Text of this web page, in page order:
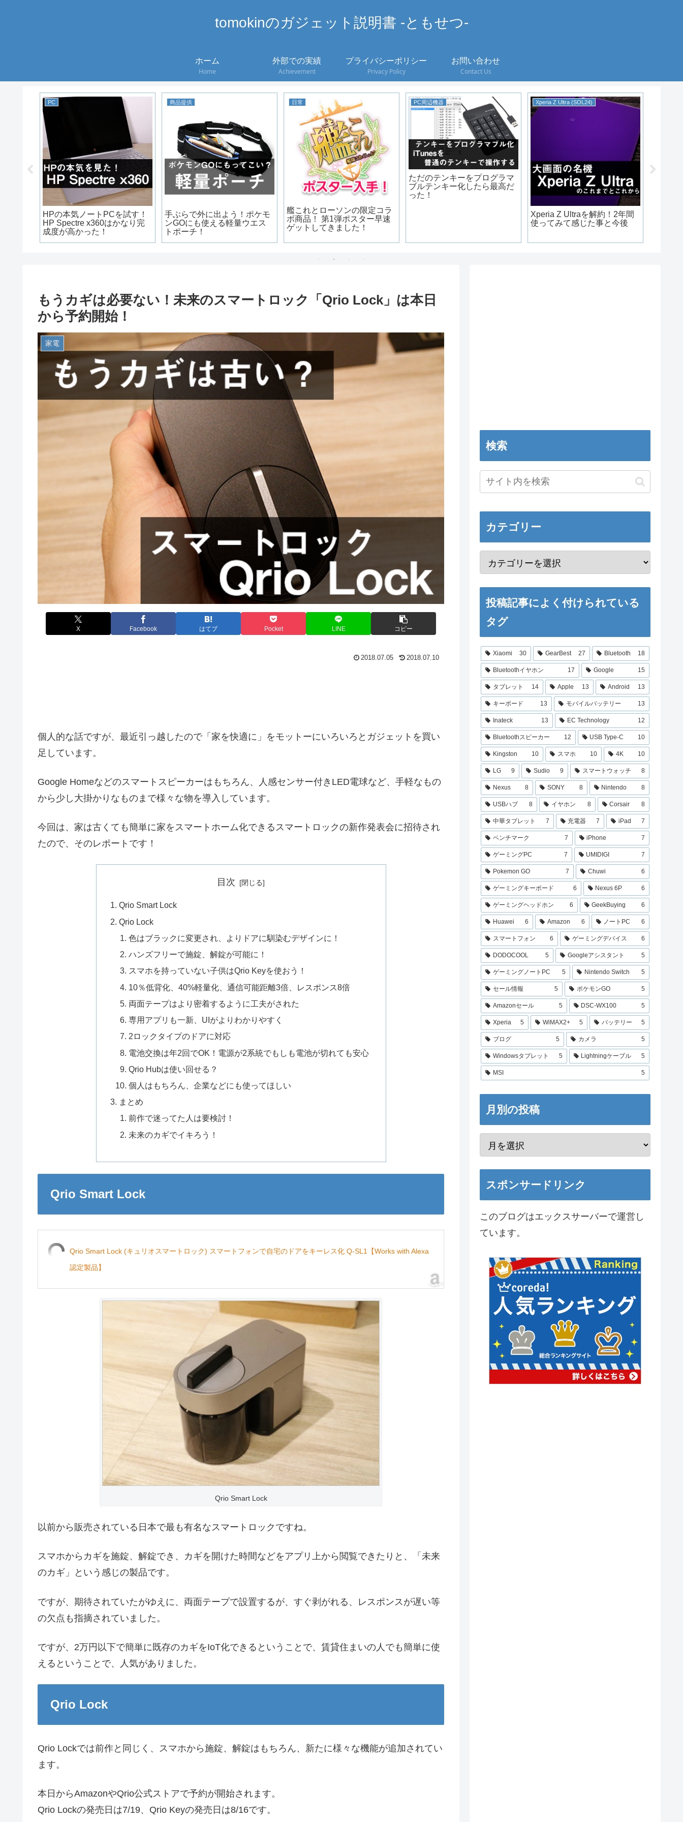
tomokinのガジェット説明書 -ともせつ-
ホーム
Home
外部での実績
Achievement
プライバシーポリシー
Privacy Policy
お問い合わせ
Contact Us
PC
HPの本気ノートPCを試す！
HP Spectre x360はかなり完
成度が高かった！
商品提供
手ぶらで外に出よう！ポケモ
ンGOにも使える軽量ウエス
トポーチ！
日常
艦これとローソンの限定コラ
ボ商品！ 第1弾ポスター早速
ゲットしてきました！
PC周辺機器
ただのテンキーをプログラマ
ブルテンキー化したら最高だ
った！
Xperia Z Ultra (SOL24)
Xperia Z Ultraを解約！2年間
使ってみて感じた事と今後
もうカギは必要ない！未来のスマートロック「Qrio Lock」は本日
から予約開始！
家電
X Facebook はてブ Pocket LINE コピー
2018.07.05 2018.07.10
個人的な話ですが、最近引っ越したので「家を快適に」をモットーにいろいろとガジェットを買い
足しています。
Google Homeなどのスマートスピーカーはもちろん、人感センサー付きLED電球など、手軽なもの
から少し大掛かりなものまで様々な物を導入しています。
今回は、家は古くても簡単に家をスマートホーム化できるスマートロックの新作発表会に招待され
たので、そのレポートです！
目次
Qrio Smart Lock
Qrio Lock
色はブラックに変更され、よりドアに馴染むデザインに！
ハンズフリーで施錠、解錠が可能に！
スマホを持っていない子供はQrio Keyを使おう！
10％低背化、40%軽量化、通信可能距離3倍、レスポンス8倍
両面テープはより密着するように工夫がされた
専用アプリも一新、UIがよりわかりやすく
2ロックタイプのドアに対応
電池交換は年2回でOK！電源が2系統でもしも電池が切れても安心
Qrio Hubは使い回せる？
個人はもちろん、企業などにも使ってほしい
まとめ
前作で迷ってた人は要検討！
未来のカギでイキろう！
Qrio Smart Lock
Qrio Smart Lock (キュリオスマートロック) スマートフォンで自宅のドアをキーレス化 Q-SL1【Works with Alexa
認定製品】
Qrio Smart Lock
以前から販売されている日本で最も有名なスマートロックですね。
スマホからカギを施錠、解錠でき、カギを開けた時間などをアプリ上から閲覧できたりと、「未来
のカギ」という感じの製品です。
ですが、期待されていたがゆえに、両面テープで設置するが、すぐ剥がれる、レスポンスが遅い等
の欠点も指摘されていました。
ですが、2万円以下で簡単に既存のカギをIoT化できるということで、賃貸住まいの人でも簡単に使
えるということで、人気がありました。
Qrio Lock
Qrio Lockでは前作と同じく、スマホから施錠、解錠はもちろん、新たに様々な機能が追加されてい
ます。
本日からAmazonやQrio公式ストアで予約が開始されます。
Qrio Lockの発売日は7/19、Qrio Keyの発売日は8/16です。
検索
カテゴリー
投稿記事によく付けられている
タグ
Xiaomi 30 GearBest 27 Bluetooth 18
Bluetoothイヤホン 17 Google 15
タブレット 14 Apple 13 Android 13
キーボード 13 モバイルバッテリー 13
Inateck 13 EC Technology 12
Bluetoothスピーカー 12 USB Type-C 10
Kingston 10 スマホ 10 4K 10
LG 9 Sudio 9 スマートウォッチ 8
Nexus 8 SONY 8 Nintendo 8
USBハブ 8 イヤホン 8 Corsair 8
中華タブレット 7 充電器 7 iPad 7
ベンチマーク 7 iPhone 7
ゲーミングPC 7 UMIDIGI 7
Pokemon GO 7 Chuwi 6
ゲーミングキーボード 6 Nexus 6P 6
ゲーミングヘッドホン 6 GeekBuying 6
Huawei 6 Amazon 6 ノートPC 6
スマートフォン 6 ゲーミングデバイス 6
DODOCOOL 5 Googleアシスタント 5
ゲーミングノートPC 5 Nintendo Switch 5
セール情報 5 ポケモンGO 5
Amazonセール 5 DSC-WX100 5
Xperia 5 WiMAX2+ 5 バッテリー 5
ブログ 5 カメラ 5
Windowsタブレット 5 Lightningケーブル 5
MSI 5
月別の投稿
スポンサードリンク
このブログはエックスサーバーで運営し
ています。